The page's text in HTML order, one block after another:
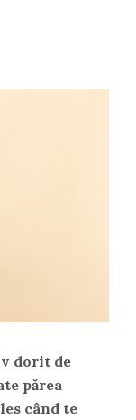
dorit de
părea
când te